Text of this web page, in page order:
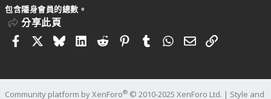
包含隱身會員的總數。
分享此頁
FacebookBlueskyLinkedIn
RedditPinterestTumblrWhatsApp
電子郵件
連結
Community platform by XenForo® © 2010-2025 XenForo Ltd. | Style and